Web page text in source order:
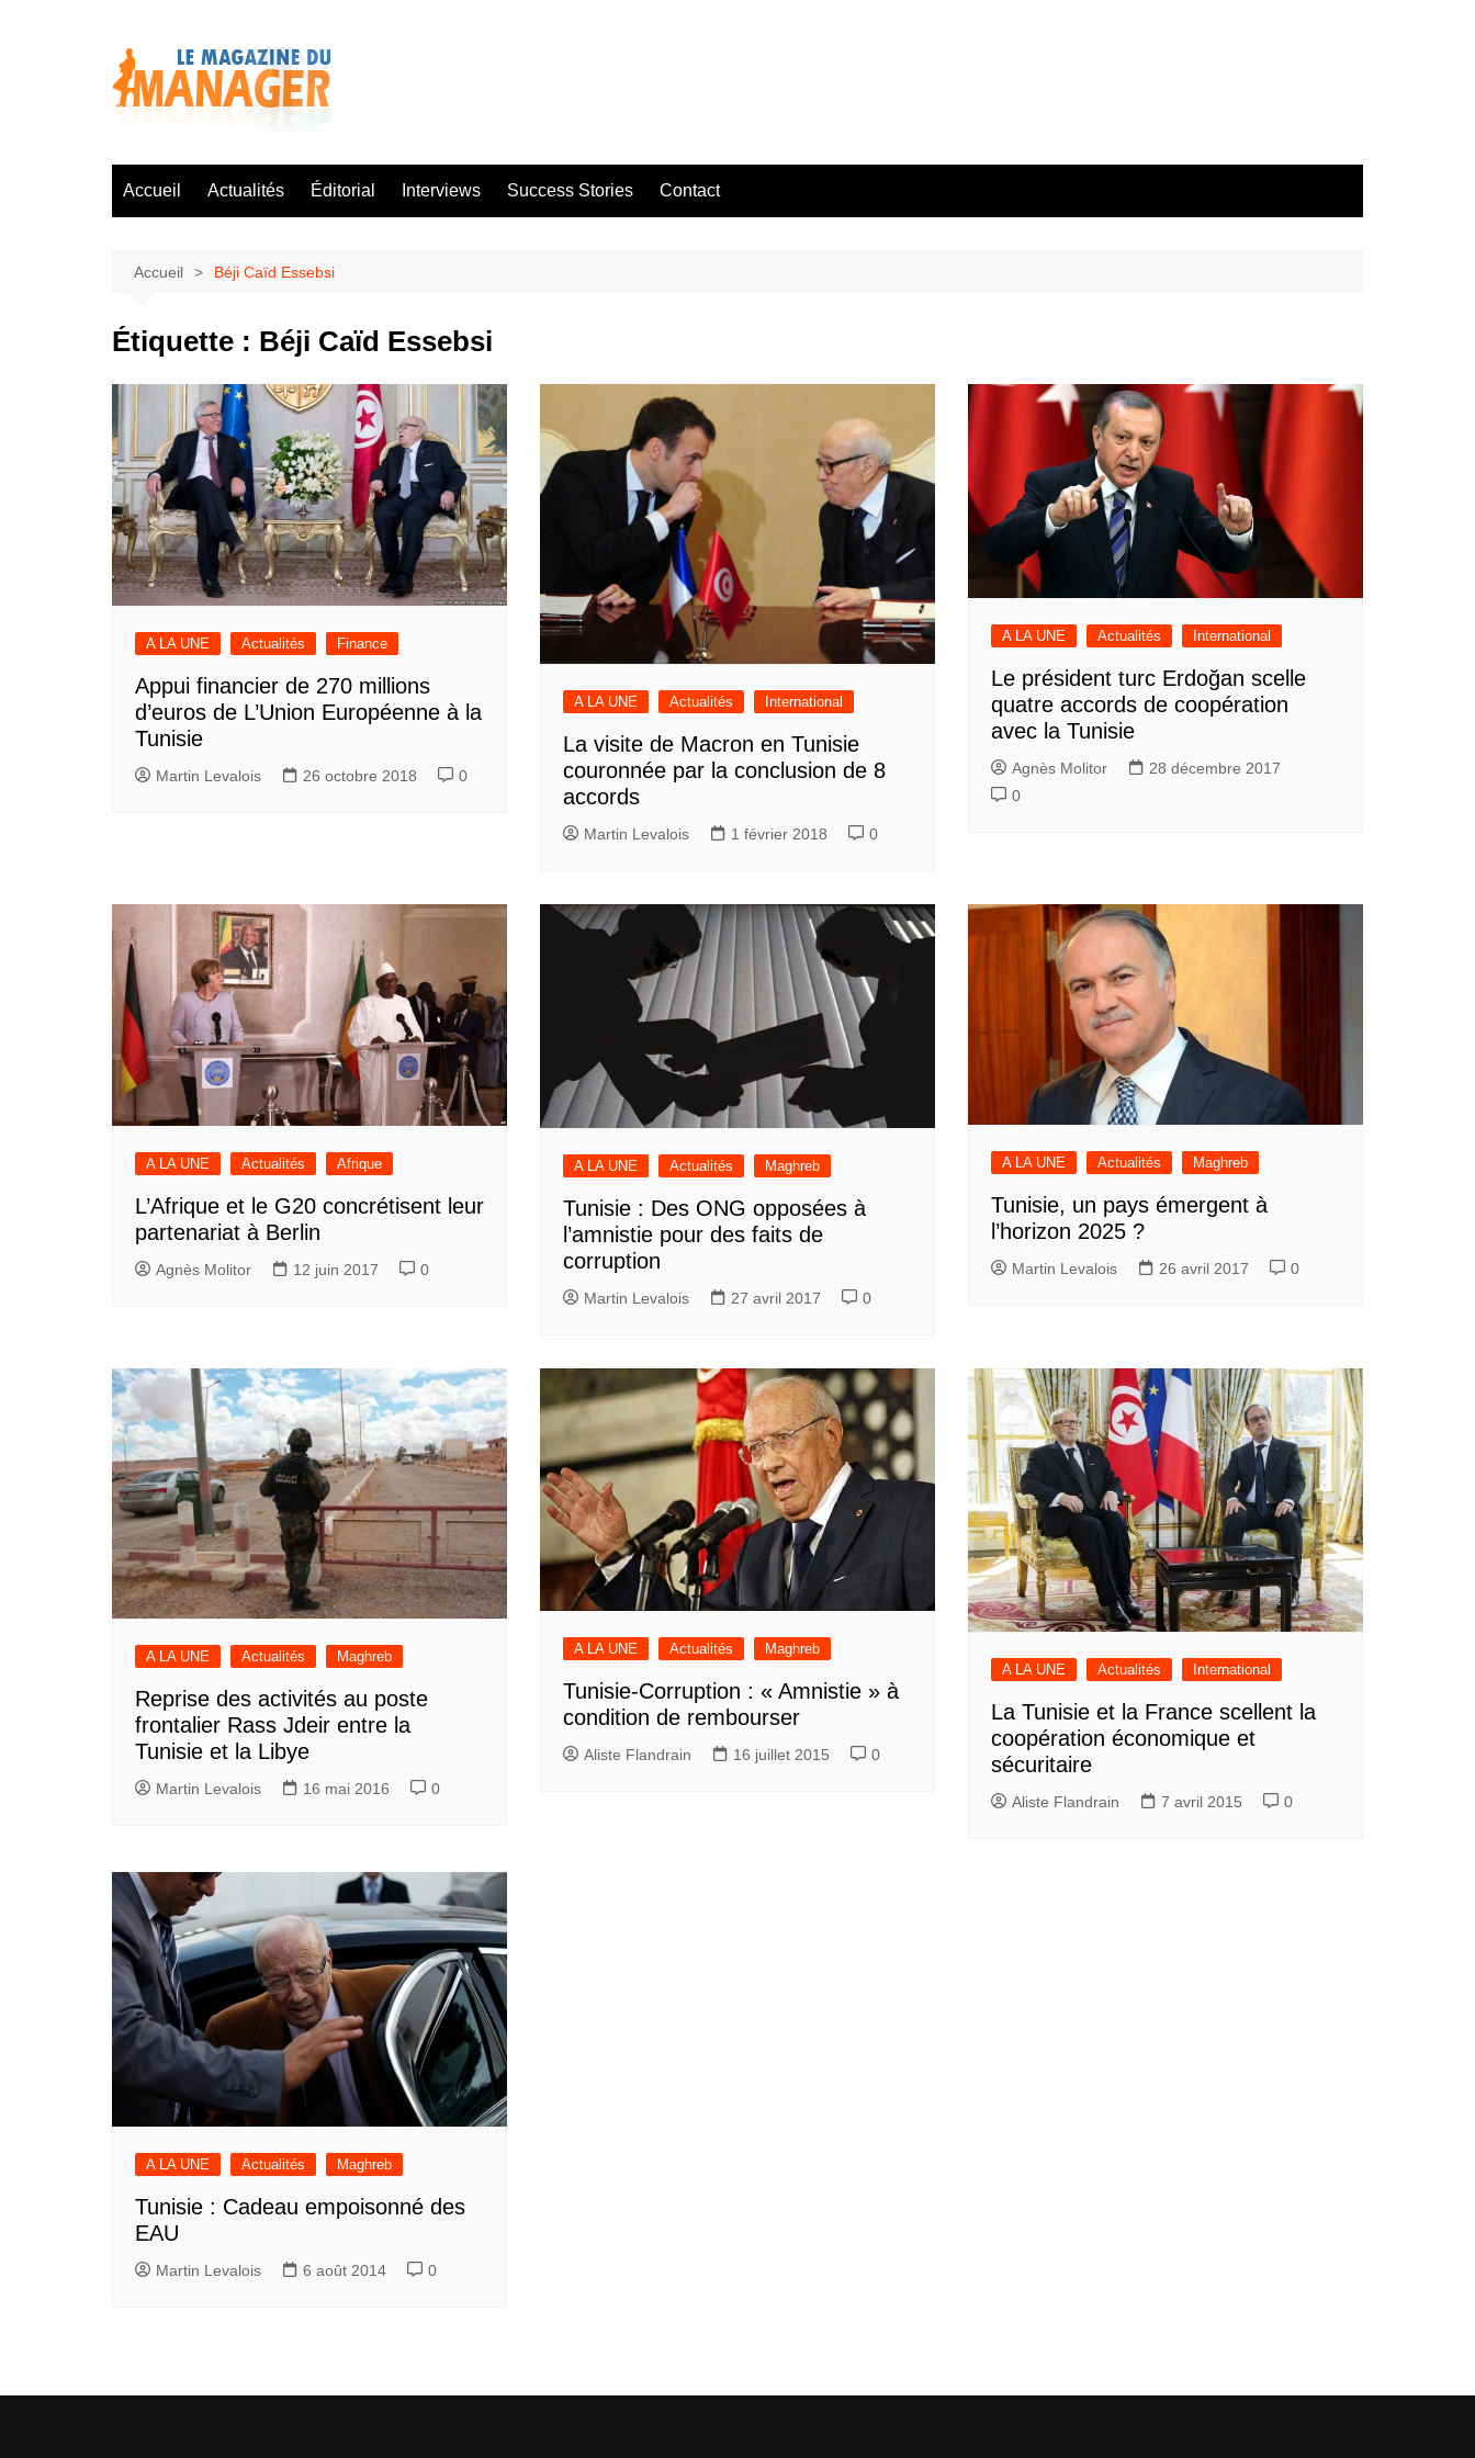
Accueil Actualités Éditorial Interviews Success Stories Contact
Accueil Béji Caïd Essebsi
Étiquette : Béji Caïd Essebsi
A LA UNE Actualités Finance
Appui financier de 270 millions
d’euros de L’Union Européenne à la
Tunisie
Martin Levalois 26 octobre 2018 0
A LA UNE Actualités International
La visite de Macron en Tunisie
couronnée par la conclusion de 8
accords
Martin Levalois 1 février 2018 0
A LA UNE Actualités International
Le président turc Erdoğan scelle
quatre accords de coopération
avec la Tunisie
Agnès Molitor
28 décembre 2017
0
A LA UNE Actualités Afrique
L’Afrique et le G20 concrétisent leur
partenariat à Berlin
Agnès Molitor 12 juin 2017 0
A LA UNE Actualités Maghreb
Tunisie : Des ONG opposées à
l’amnistie pour des faits de
corruption
Martin Levalois 27 avril 2017 0
A LA UNE Actualités Maghreb
Tunisie, un pays émergent à
l’horizon 2025 ?
Martin Levalois 26 avril 2017 0
A LA UNE Actualités Maghreb
Reprise des activités au poste
frontalier Rass Jdeir entre la
Tunisie et la Libye
Martin Levalois 16 mai 2016 0
A LA UNE Actualités Maghreb
Tunisie-Corruption : « Amnistie » à
condition de rembourser
Aliste Flandrain 16 juillet 2015 0
A LA UNE Actualités International
La Tunisie et la France scellent la
coopération économique et
sécuritaire
Aliste Flandrain 7 avril 2015 0
A LA UNE Actualités Maghreb
Tunisie : Cadeau empoisonné des
EAU
Martin Levalois 6 août 2014 0